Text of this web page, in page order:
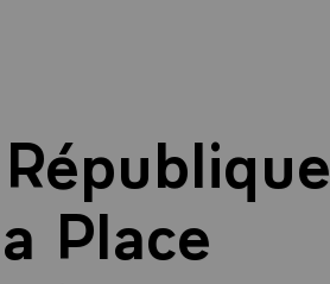
Place